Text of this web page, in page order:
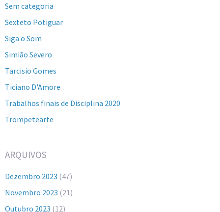
Sem categoria
Sexteto Potiguar
Siga o Som
Simião Severo
Tarcisio Gomes
Ticiano D'Amore
Trabalhos finais de Disciplina 2020
Trompetearte
ARQUIVOS
Dezembro 2023 (47)
Novembro 2023 (21)
Outubro 2023 (12)